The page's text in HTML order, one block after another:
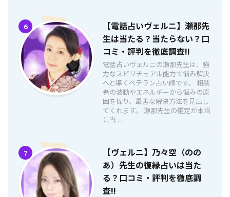
6
【電話占いヴェルニ】瀬那先
生は当たる？当たらない？口
コミ・評判を徹底調査!!
電話占いヴェルニの瀬那先生は、強
力なスピリチュアル能力で悩み解決
へと導くベテラン占い師です。 相談
者の波動やエネルギーから悩みの原
因を探り、最善な解決方法を見出し
てくれます。 瀬那先生の鑑定が本当
に当 ...
7
【ヴェルニ】乃々空（のの
あ）先生の復縁占いは当た
る？口コミ・評判を徹底調
査!!